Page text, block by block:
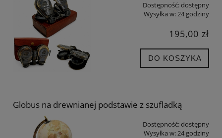
Dostępność:dostępny
Wysyłka w:24 godziny
195,00 zł
DO KOSZYKA
Globus na drewnianej podstawie z szufladką
Dostępność:dostępny
Wysyłka w:24 godziny